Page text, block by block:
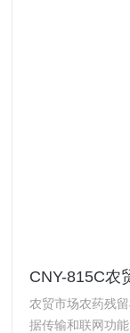
CNY-815C农
农贸市场农药残
据传输和联网功